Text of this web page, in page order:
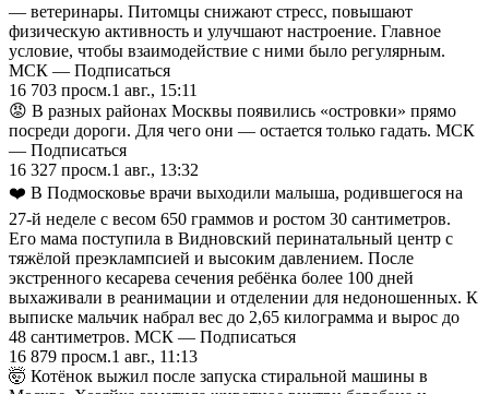
— ветеринары. Питомцы снижают стресс, повышают
физическую активность и улучшают настроение. Главное
условие, чтобы взаимодействие с ними было регулярным.
МСК — Подписаться
16 703 просм.1 авг., 15:11
😡 В разных районах Москвы появились «островки» прямо
посреди дороги. Для чего они — остается только гадать. МСК
— Подписаться
16 327 просм.1 авг., 13:32
❤️ В Подмосковье врачи выходили малыша, родившегося на
27-й неделе с весом 650 граммов и ростом 30 сантиметров.
Его мама поступила в Видновский перинатальный центр с
тяжёлой преэклампсией и высоким давлением. После
экстренного кесарева сечения ребёнка более 100 дней
выхаживали в реанимации и отделении для недоношенных. К
выписке мальчик набрал вес до 2,65 килограмма и вырос до
48 сантиметров. МСК — Подписаться
16 879 просм.1 авг., 11:13
🤯 Котёнок выжил после запуска стиральной машины в